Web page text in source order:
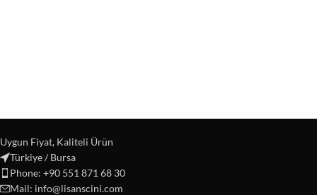
Uygun Fiyat, Kaliteli Ürün
Türkiye / Bursa
Phone: +90 551 871 68 30
Mail: info@lisanscini.com